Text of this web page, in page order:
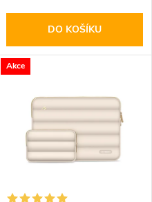
DO KOŠÍKU
Akce